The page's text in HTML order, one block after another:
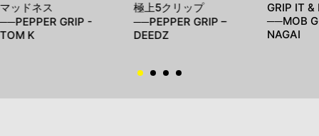
マッドネス
──PEPPER GRIP -
TOM K
極上5クリップ
──PEPPER GRIP –
DEEDZ
GRIP IT &
──MOB
NAGAI